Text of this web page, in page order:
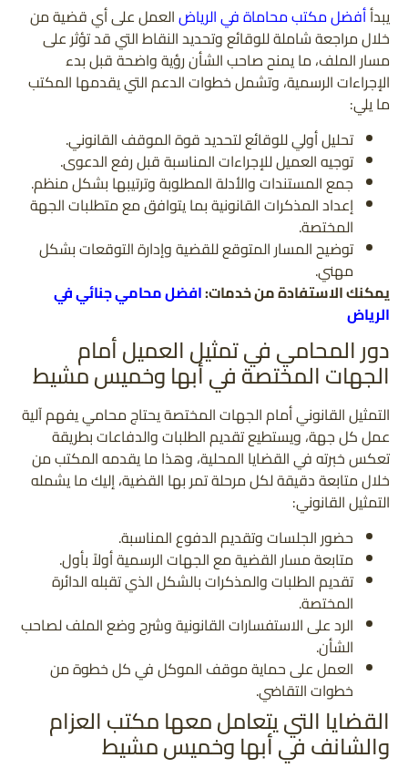
يبدأأفضل مكتب محاماة في الرياضالعمل على أي قضية من
خلال مراجعة شاملة للوقائع وتحديد النقاط التي قد تؤثر على
مسار الملف، ما يمنح صاحب الشأن رؤية واضحة قبل بدء
الإجراءات الرسمية، وتشمل خطوات الدعم التي يقدمها المكتب
ما يلي:
تحليل أولي للوقائع لتحديد قوة الموقف القانوني.
توجيه العميل للإجراءات المناسبة قبل رفع الدعوى.
جمع المستندات والأدلة المطلوبة وترتيبها بشكل منظم.
إعداد المذكرات القانونية بما يتوافق مع متطلبات الجهة
المختصة.
توضيح المسار المتوقع للقضية وإدارة التوقعات بشكل
مهني.
يمكنك الاستفادة من خدمات:افضل محامي جنائي في
الرياض
دور المحامي في تمثيل العميل أمام
الجهات المختصة في أبها وخميس مشيط
التمثيل القانوني أمام الجهات المختصة يحتاج محامي يفهم آلية
عمل كل جهة، ويستطيع تقديم الطلبات والدفاعات بطريقة
تعكس خبرته في القضايا المحلية، وهذا ما يقدمه المكتب من
خلال متابعة دقيقة لكل مرحلة تمر بها القضية، إليك ما يشمله
التمثيل القانوني:
حضور الجلسات وتقديم الدفوع المناسبة.
متابعة مسار القضية مع الجهات الرسمية أولاً بأول.
تقديم الطلبات والمذكرات بالشكل الذي تقبله الدائرة
المختصة.
الرد على الاستفسارات القانونية وشرح وضع الملف لصاحب
الشأن.
العمل على حماية موقف الموكل في كل خطوة من
خطوات التقاضي.
القضايا التي يتعامل معها مكتب العزام
والشانف في أبها وخميس مشيط